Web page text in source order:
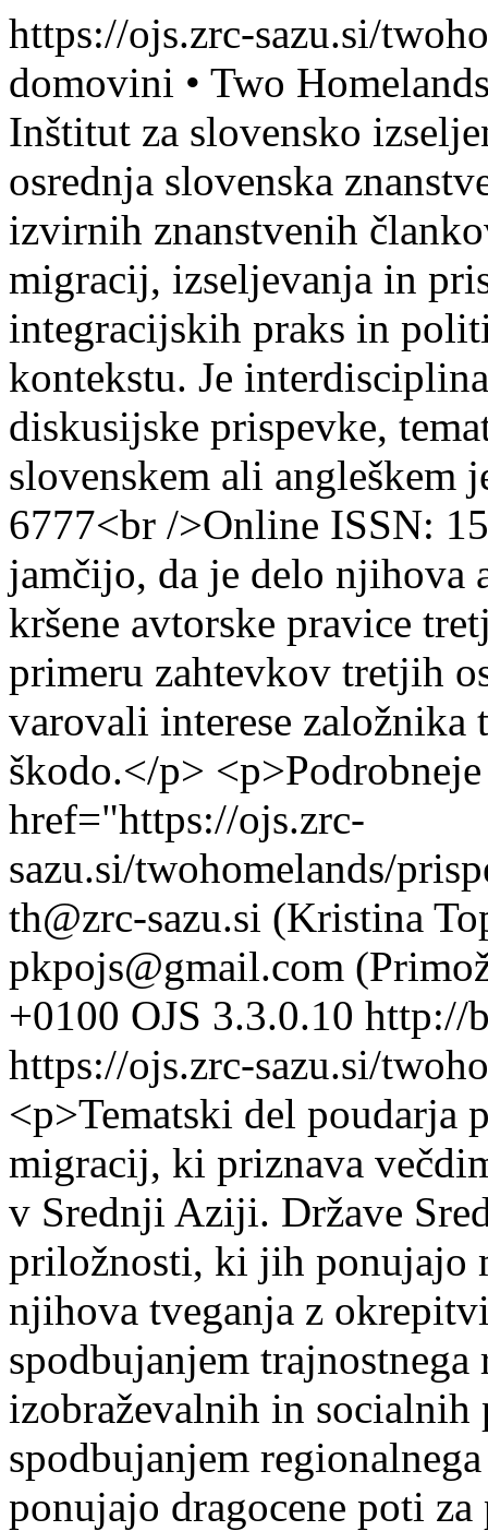
https://ojs.zrc-sazu.si/
domovini • Two
Inštitut za slovensko
osrednja slovenska
izvirnih znanstvenih
migracij, izseljevanja in
integracijskih praks in
kontekstu. Je
diskusijske prispevke,
slovenskem ali
6777<br />Online ISSN:
jamčijo, da je delo njihova
kršene avtorske pravice
primeru zahtevkov tretjih
varovali interese
škodo.</p>
href="https://ojs.zrc-
sazu.si/twohomelands/
th@zrc-sazu.si (Kristina
pkpojs@gmail.com
+0100 OJS 3.3.0.10 http://
https://ojs.zrc-sazu.si/
<p>Tematski del poudarja
migracij, ki priznava
v Srednji Aziji. Države
priložnosti, ki jih ponujajo
njihova tveganja z
spodbujanjem
izobraževalnih in socialnih
spodbujanjem
ponujajo dragocene poti